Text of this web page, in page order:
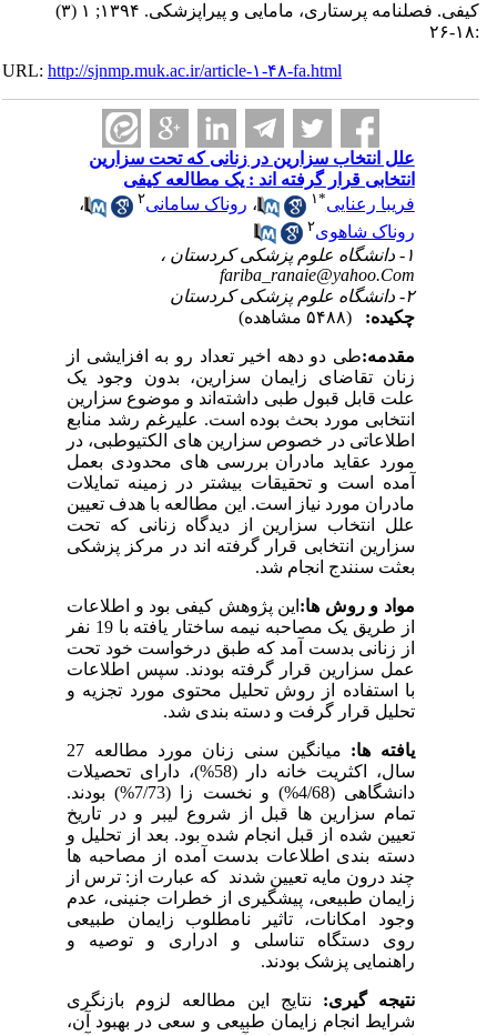
کیفی. فصلنامه پرستاری، مامایی و پیراپزشکی. ۱۳۹۴; ۱ (۳)
URL:http://sjnmp.muk.ac.ir/article-۱-۴۸-fa.html
علل انتخاب سزارین در زنانی که تحت سزارین
انتخابی قرار گرفته اند : یک مطالعه کیفی
فریبا رعنایی
۱ ،روناک سامانی
،
روناک شاهوی
fariba_ranaie@yahoo.Com
چکیده:
مقدمه:طی دو دهه اخیر تعداد رو به افزایشی از
زنان تقاضای زایمان سزارین، بدون وجود یک
علت قابل قبول طبی داشته‌اند و موضوع سزارین
انتخابی مورد بحث بوده است.علیرغم رشد منابع
اطلاعاتی در خصوص سزارین های الکتیوطبی، در
مورد عقاید مادران بررسی های محدودی بعمل
آمده است و تحقیقات بیشتر در زمینه تمایلات
مادران مورد نیاز است. این مطالعه با هدف تعیین
علل انتخاب سزارین از دیدگاه زنانی که تحت
سزارین انتخابی قرار گرفته اند در مرکز پزشکی
بعثت سنندج انجام شد.
مواد و روش ها:این پژوهش کیفی بود و اطلاعات
از طریق یک مصاحبه نیمه ساختار یافته با 19 نفر
از زنانی بدست آمد که طبق درخواست خود تحت
عمل سزارین قرار گرفته بودند. سپس اطلاعات
با استفاده از روش تحلیل محتوی مورد تجزیه و
تحلیل قرار گرفت و دسته بندی شد.
یافته ها:
میانگین سنی زنان مورد مطالعه 27
سال، اکثریت خانه دار (58%)، دارای تحصیلات
دانشگاهی (4/68%) و نخست زا (7/73%) بودند.
تمام سزارین ها قبل از شروع لیبر و در تاریخ
تعیین شده از قبل انجام شده بود. بعد از تحلیل و
دسته بندی اطلاعات بدست آمده از مصاحبه ها
چند درون مایه تعیین شدند که عبارت از: ترس از
زایمان طبیعی، پیشگیری از خطرات جنینی، عدم
وجود امکانات، تاثیر نامطلوب زایمان طبیعی
روی دستگاه تناسلی و ادراری و توصیه و
راهنمایی پزشک بودند.
نتیجه گیری:نتایج این مطالعه لزوم بازنگری
شرایط انجام زایمان طبیعی و سعی در بهبود آن،